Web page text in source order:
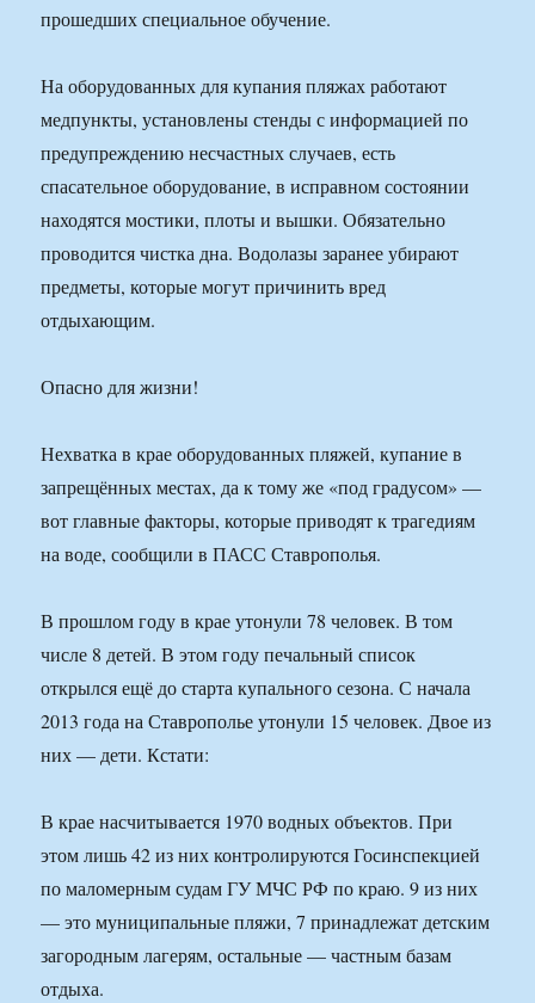
прошедших специальное обучение.
На оборудованных для купания пляжах работают
медпункты, установлены стенды с информацией по
предупреждению несчастных случаев, есть
спасательное оборудование, в исправном состоянии
находятся мостики, плоты и вышки. Обязательно
проводится чистка дна. Водолазы заранее убирают
предметы, которые могут причинить вред
отдыхающим.
Опасно для жизни!
Нехватка в крае оборудованных пляжей, купание в
запрещённых местах, да к тому же «под градусом» —
вот главные факторы, которые приводят к трагедиям
на воде, сообщили в ПАСС Ставрополья.
В прошлом году в крае утонули 78 человек. В том
числе 8 детей. В этом году печальный список
открылся ещё до старта купального сезона. С начала
2013 года на Ставрополье утонули 15 человек. Двое из
них — дети. Кстати:
В крае насчитывается 1970 водных объектов. При
этом лишь 42 из них контролируются Госинспекцией
по маломерным судам ГУ МЧС РФ по краю. 9 из них
— это муниципальные пляжи, 7 принадлежат детским
загородным лагерям, остальные — частным базам
отдыха.